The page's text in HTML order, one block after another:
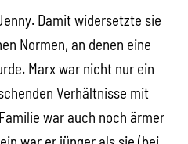
Damit widersetzte sie
Normen, an denen eine
Marx war nicht nur ein
Verhältnisse mit
war auch noch ärmer